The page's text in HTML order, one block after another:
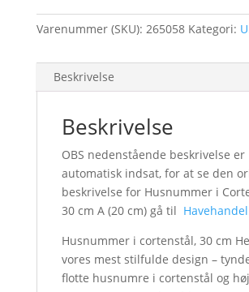
Varenummer (SKU): 265058 Kategori:
Beskrivelse
Beskrivelse
OBS nedenstående beskrivelse er
automatisk indsat, for at se den
beskrivelse for Husnummer i
30 cm A (20 cm) gå til
Husnummer i cortenstål, 30 cm
vores mest stilfulde design –
flotte husnumre i cortenstål og